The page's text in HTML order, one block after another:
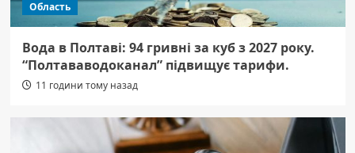
Область
Вода в Полтаві: 94 гривні за куб з 2027 року.
“Полтававодоканал” підвищує тарифи.
11 години тому назад